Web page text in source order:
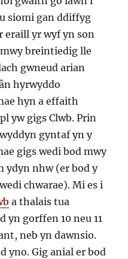
siomi gan ddiffyg
eraill yr wyf yn son
breintiedig lle
gwneud arian
hyrwyddo
hyn a effaith
yw gigs Clwb. Prin
gyntaf yn y
gigs wedi bod mwy
ydyn nhw (er bod y
chwarae). Mi es i
a thalais tua
yn gorffen 10 neu 11
neb yn dawnsio.
yno. Gig anial er bod